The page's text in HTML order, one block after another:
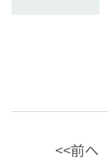
<<前へ